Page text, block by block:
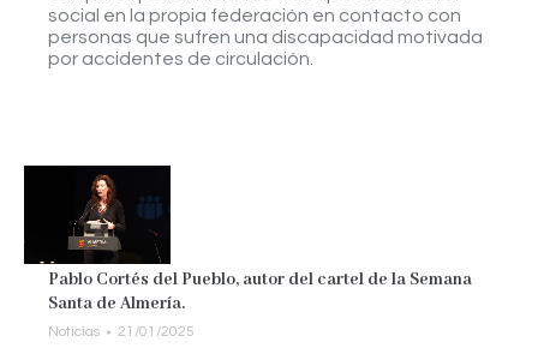
social en la propia federación en contacto con
personas que sufren una discapacidad motivada
por accidentes de circulación.
Pablo Cortés del Pueblo, autor del cartel de la Semana
Santa de Almería.
Noticias 21/01/2025